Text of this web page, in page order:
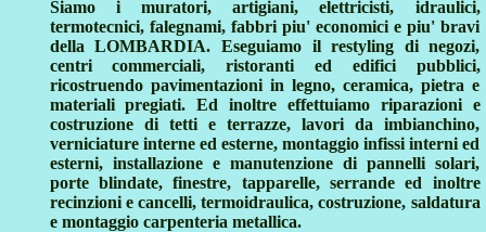
Siamo i muratori, artigiani, elettricisti, idraulici,
termotecnici, falegnami, fabbri piu' economici e piu' bravi
della LOMBARDIA. Eseguiamo il restyling di negozi,
centri commerciali, ristoranti ed edifici pubblici,
ricostruendo pavimentazioni in legno, ceramica, pietra e
materiali pregiati. Ed inoltre effettuiamo riparazioni e
costruzione di tetti e terrazze, lavori da imbianchino,
verniciature interne ed esterne, montaggio infissi interni ed
esterni, installazione e manutenzione di pannelli solari,
porte blindate, finestre, tapparelle, serrande ed inoltre
recinzioni e cancelli, termoidraulica, costruzione, saldatura
e montaggio carpenteria metallica.